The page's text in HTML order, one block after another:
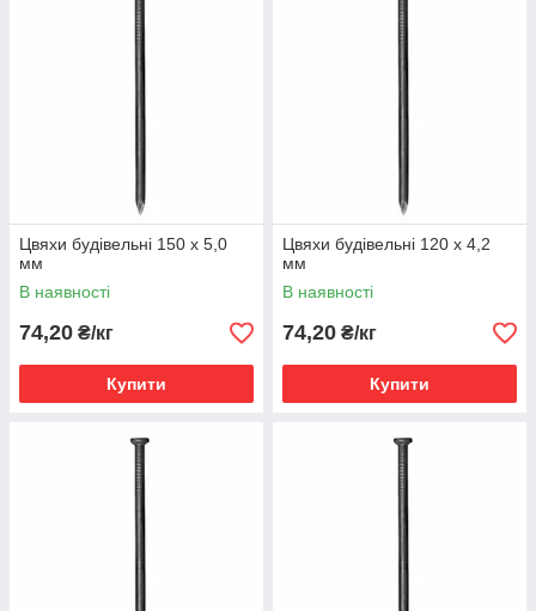
Цвяхи будівельні 150 х 5,0
мм
В наявності
74,20 ₴/кг
Купити
Цвяхи будівельні 120 х 4,2
мм
В наявності
74,20 ₴/кг
Купити